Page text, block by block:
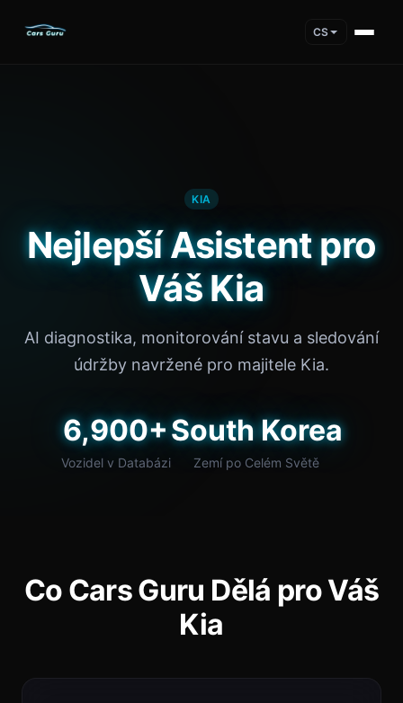
CS
KIA
Nejlepší Asistent pro
Váš Kia
AI diagnostika, monitorování stavu a sledování
údržby navržené pro majitele Kia.
6,900+
Vozidel v Databázi
South Korea
Zemí po Celém Světě
Co Cars Guru Dělá pro Váš
Kia